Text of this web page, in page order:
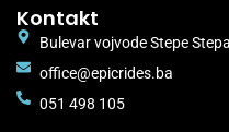
Kontakt
Bulevar vojvode Stepe
office@epicrides.ba
051 498 105